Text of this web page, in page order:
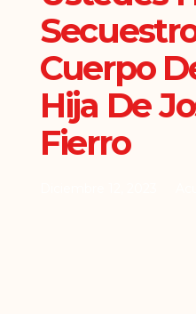
Cuerpo
Hija De
Fierro